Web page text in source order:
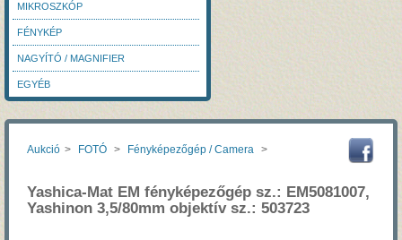
MIKROSZKÓP
FÉNYKÉP
NAGYÍTÓ / MAGNIFIER
EGYÉB
Aukció > FOTÓ > Fényképezőgép / Camera >
Yashica-Mat EM fényképezőgép sz.: EM5081007,
Yashinon 3,5/80mm objektív sz.: 503723